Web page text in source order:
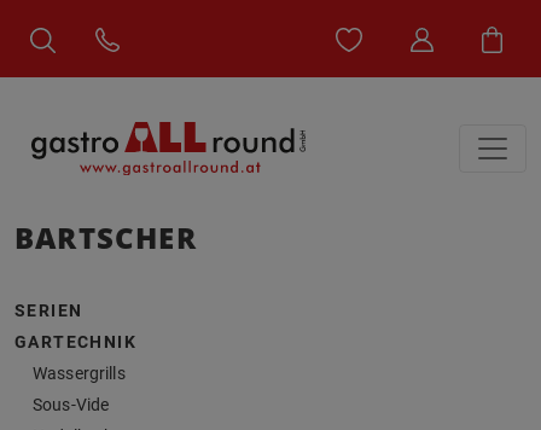
BARTSCHER
SERIEN
GARTECHNIK
Wassergrills
Sous-Vide